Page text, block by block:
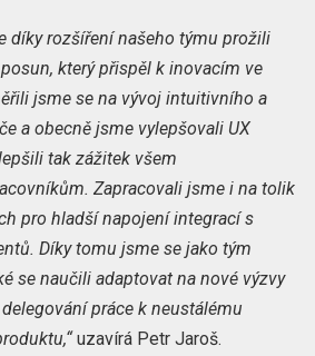
díky rozšíření našeho týmu prožili
který přispěl k inovacím ve
jsme se na vývoj intuitivního a
a obecně jsme vylepšovali UX
tak zážitek všem
Zapracovali jsme i na tolik
pro hladší napojení integrací s
Díky tomu jsme se jako tým
se naučili adaptovat na nové výzvy
práce k neustálému
uzavírá Petr Jaroš.